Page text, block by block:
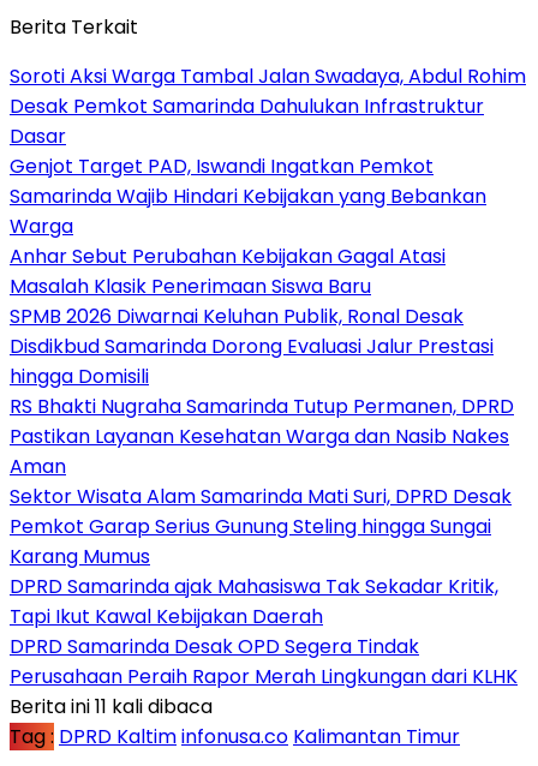
Berita Terkait
Soroti Aksi Warga Tambal Jalan Swadaya, Abdul Rohim
Desak Pemkot Samarinda Dahulukan Infrastruktur
Dasar
Genjot Target PAD, Iswandi Ingatkan Pemkot
Samarinda Wajib Hindari Kebijakan yang Bebankan
Warga
Anhar Sebut Perubahan Kebijakan Gagal Atasi
Masalah Klasik Penerimaan Siswa Baru
SPMB 2026 Diwarnai Keluhan Publik, Ronal Desak
Disdikbud Samarinda Dorong Evaluasi Jalur Prestasi
hingga Domisili
RS Bhakti Nugraha Samarinda Tutup Permanen, DPRD
Pastikan Layanan Kesehatan Warga dan Nasib Nakes
Aman
Sektor Wisata Alam Samarinda Mati Suri, DPRD Desak
Pemkot Garap Serius Gunung Steling hingga Sungai
Karang Mumus
DPRD Samarinda ajak Mahasiswa Tak Sekadar Kritik,
Tapi Ikut Kawal Kebijakan Daerah
DPRD Samarinda Desak OPD Segera Tindak
Perusahaan Peraih Rapor Merah Lingkungan dari KLHK
Berita ini 11 kali dibaca
Tag : DPRD Kaltiminfonusa.co Kalimantan Timur